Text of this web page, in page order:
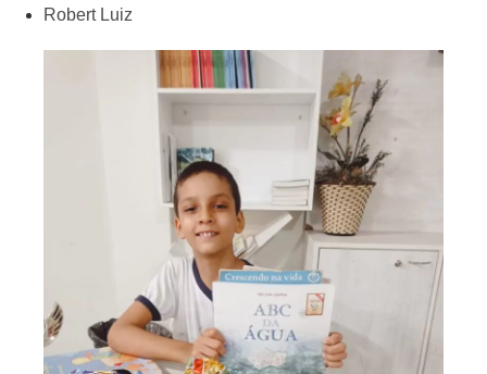
Robert Luiz